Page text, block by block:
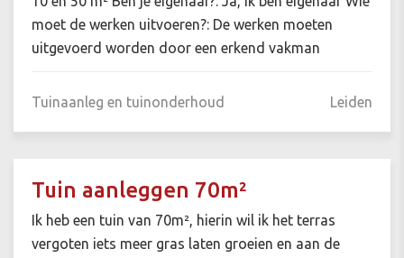
moet de werken uitvoeren?: De werken moeten
uitgevoerd worden door een erkend vakman
Tuinaanleg en tuinonderhoud Leiden
Tuin aanleggen 70m²
Ik heb een tuin van 70m², hierin wil ik het terras
vergoten iets meer gras laten groeien en aan de